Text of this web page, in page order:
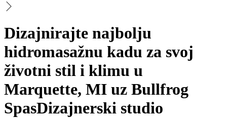
Dizajnirajte najbolju
hidromasažnu kadu za svoj
životni stil i klimu u
Marquette, MI uz Bullfrog
SpasDizajnerski studio